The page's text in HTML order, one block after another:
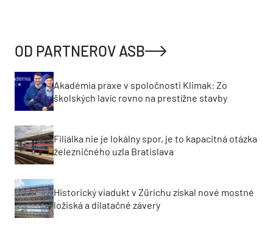
OD PARTNEROV ASB
Akadémia praxe v spoločnosti Klimak: Zo
školských lavíc rovno na prestížne stavby
Filiálka nie je lokálny spor, je to kapacitná otázka
železničného uzla Bratislava
Historický viadukt v Zürichu získal nové mostné
ložiská a dilatačné závery